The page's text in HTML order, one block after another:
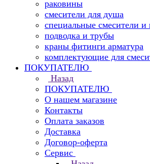
раковины
смесители для душа
специальные смесители и
подводка и трубы
краны фитинги арматура
комплектующие для
ПОКУПАТЕЛЮ
Назад
ПОКУПАТЕЛЮ
О нашем магазине
Контакты
Оплата заказов
Доставка
Договор-оферта
Сервис